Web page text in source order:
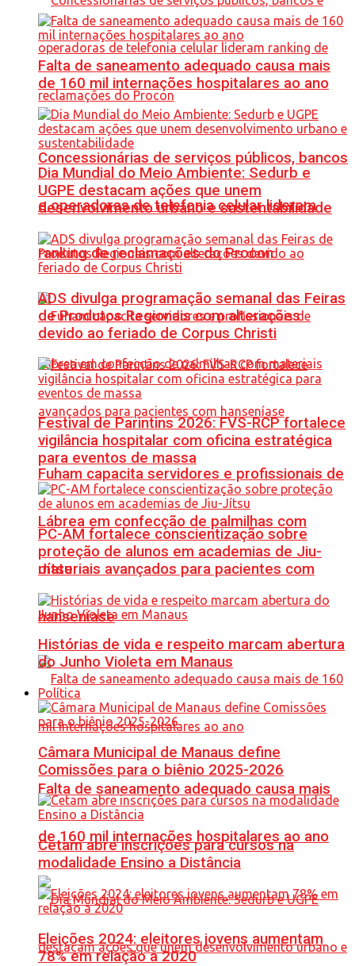
Concessionárias de serviços públicos, bancos
e operadoras de telefonia celular lideram
ranking de reclamações do Procon
Fuham capacita servidores e profissionais de
Lábrea em confecção de palmilhas com
materiais avançados para pacientes com
hanseníase
Falta de saneamento adequado causa mais
de 160 mil internações hospitalares ao ano
Falta de saneamento adequado causa mais
de 160 mil internações hospitalares ao ano
Dia Mundial do Meio Ambiente: Sedurb e
UGPE destacam ações que unem
desenvolvimento urbano e sustentabilidade
ADS divulga programação semanal das Feiras
de Produtos Regionais com alterações
devido ao feriado de Corpus Christi
Festival de Parintins 2026: FVS-RCP fortalece
vigilância hospitalar com oficina estratégica
para eventos de massa
PC-AM fortalece conscientização sobre
proteção de alunos em academias de Jiu-
Jítsu
Histórias de vida e respeito marcam abertura
do Junho Violeta em Manaus
Política
Câmara Municipal de Manaus define
Comissões para o biênio 2025-2026
Cetam abre inscrições para cursos na
modalidade Ensino a Distância
Eleições 2024: eleitores jovens aumentam
78% em relação a 2020